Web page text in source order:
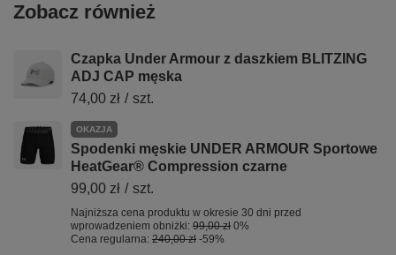
Zobacz również
Czapka Under Armour z daszkiem BLITZING
ADJ CAP męska
74,00 zł / szt.
OKAZJA
Spodenki męskie UNDER ARMOUR Sportowe
HeatGear® Compression czarne
99,00 zł / szt.
Najniższa cena produktu w okresie 30 dni przed
wprowadzeniem obniżki: 99,00 zł 0%
Cena regularna: 240,00 zł -59%